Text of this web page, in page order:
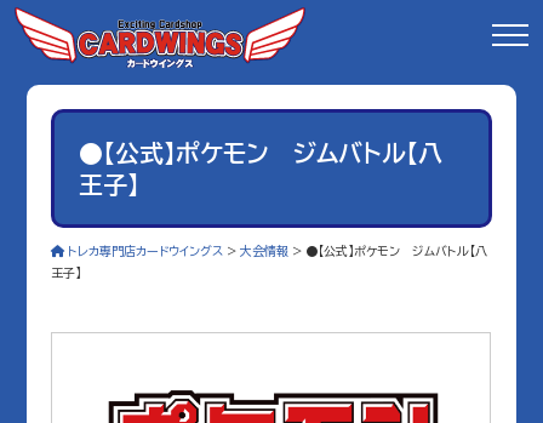
●【公式】ポケモン ジムバトル【八
王子】
トレカ専門店カードウイングス >大会情報 > ●【公式】ポケモン ジムバトル【八
王子】